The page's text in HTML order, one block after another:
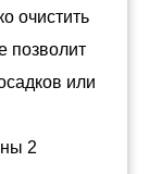
очистить
позволит
или
2